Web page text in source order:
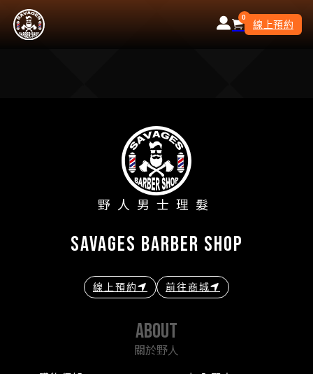
0
線上預約
野人男士理髮
savages barber shop
線上預約 前往商城
about
關於野人